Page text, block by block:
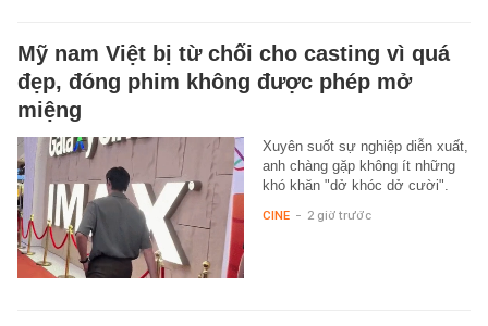
Mỹ nam Việt bị từ chối cho casting vì quá
đẹp, đóng phim không được phép mở
miệng
Xuyên suốt sự nghiệp diễn xuất,
anh chàng gặp không ít những
khó khăn "dở khóc dở cười".
CINE - 2 giờ trước